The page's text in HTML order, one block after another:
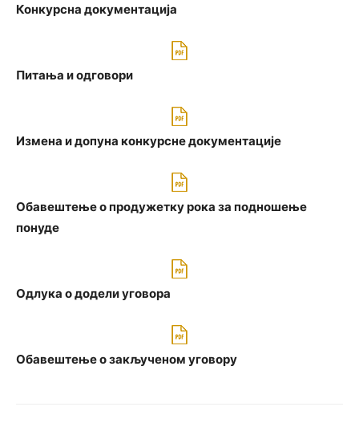
Конкурсна документацијa
Питања и одговoри
Измена и допуна конкурсне документације
Oбавештење о продужетку рока за подношење
понуде
Одлука о додели уговора
Обавештење о закљученом уговору